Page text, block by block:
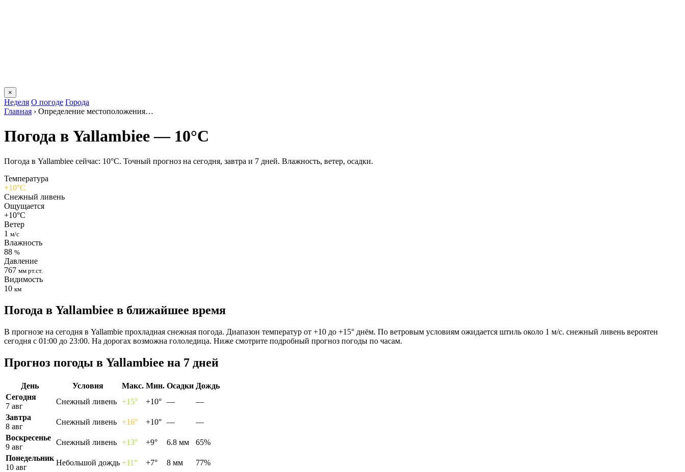
×
Неделя О погоде Города
Главная › Определение местоположения…
Погода в Yallambieе — 10°C
Погода в Yallambieе сейчас: 10°C. Точный прогноз на сегодня, завтра и 7 дней. Влажность, ветер, осадки.
Температура
+10°C
Снежный ливень
Ощущается
+10°C
Ветер
1 м/с
Влажность
88 %
Давление
767 мм рт.ст.
Видимость
10 км
Погода в Yallambieе в ближайшее время
В прогнозе на сегодня в Yallambie прохладная снежная погода. Диапазон температур от +10 до +15° днём. По ветровым условиям ожидается штиль около 1 м/с. снежный ливень вероятен
сегодня с 01:00 до 23:00. На дорогах возможна гололедица. Ниже смотрите подробный прогноз погоды по часам.
Прогноз погоды в Yallambieе на 7 дней
День Условия Макс. Мин. Осадки Дождь
Сегодня
7 авг
Снежный ливень +15° +10° —
—
Завтра
8 авг
Снежный ливень +16° +10° —
—
Воскресенье
9 авг
Снежный ливень +13° +9° 6.8 мм
65%
Понедельник
10 авг
Небольшой дождь +11° +7° 8 мм
77%